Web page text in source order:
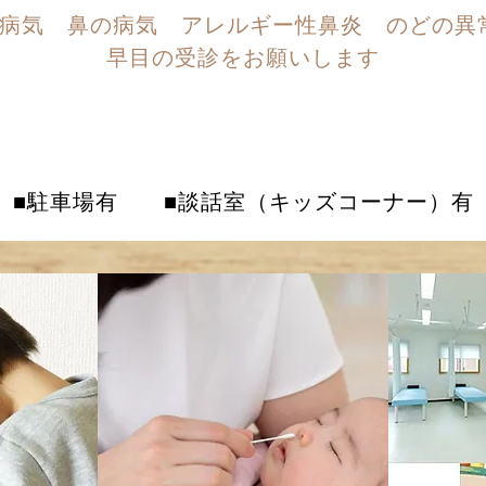
気 鼻の病気 アレルギー性鼻炎 のどの異
早目の受診をお願いします
■駐車場有 ■談話室（キッズコーナー）有